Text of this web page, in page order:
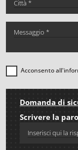
Acconsento
Domanda di
Scrivere la